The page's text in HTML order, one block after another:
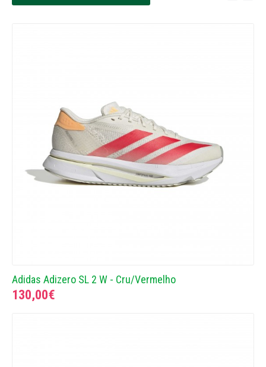
Adidas Adizero SL 2 W - Cru/Vermelho
130,00€